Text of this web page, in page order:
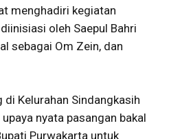
menghadiri kegiatan
oleh Saepul Bahri
sebagai Om Zein, dan
Kelurahan Sindangkasih
nyata pasangan bakal
Purwakarta untuk